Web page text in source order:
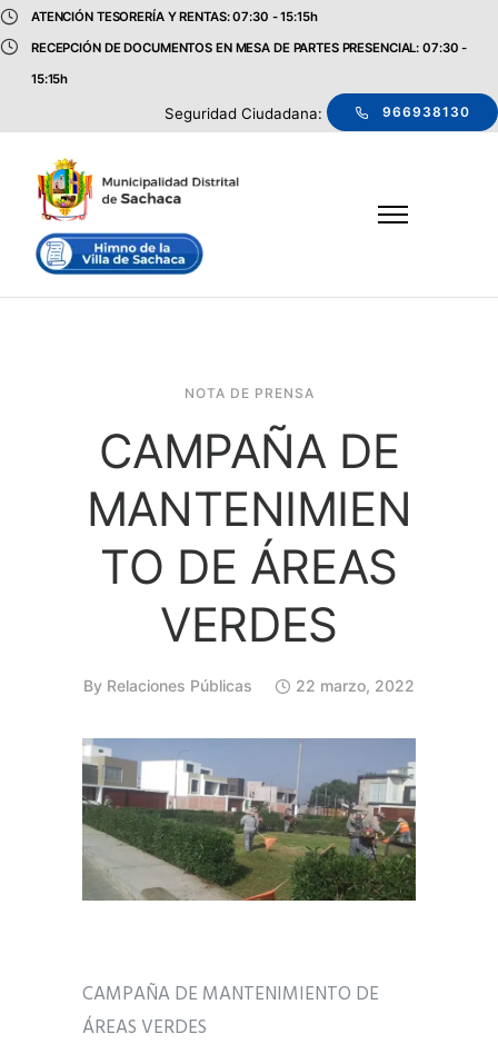
ATENCIÓN TESORERÍA Y RENTAS: 07:30 - 15:15h
RECEPCIÓN DE DOCUMENTOS EN MESA DE PARTES PRESENCIAL: 07:30 -
15:15h
Seguridad Ciudadana: 966938130
NOTA DE PRENSA
CAMPAÑA DE
MANTENIMIEN
TO DE ÁREAS
VERDES
By Relaciones Públicas 22 marzo, 2022
CAMPAÑA DE MANTENIMIENTO DE
ÁREAS VERDES